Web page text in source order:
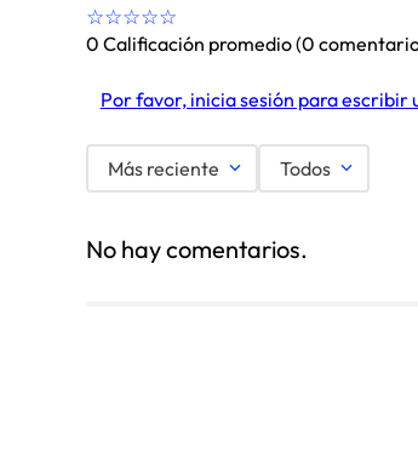
☆☆☆☆☆
0 Calificación promedio(0
Por favor, inicia sesión para escribir
Más reciente Todos
No hay comentarios.